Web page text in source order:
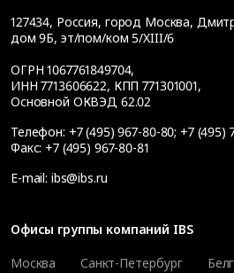
127434, Россия, город Москва,
дом 9Б, эт/пом/ком 5/XIII/6
ОГРН 1067761849704,
ИНН 7713606622, КПП 771301001,
Основной ОКВЭД 62.02
Телефон: +7 (495) 967-80-80; +7 (495)
Факс: +7 (495) 967-80-81
E-mail: ibs@ibs.ru
Офисы группы компаний IBS
Москва
Санкт-Петербург